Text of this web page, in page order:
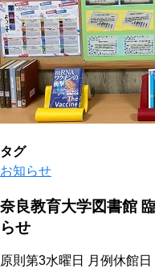
タグ
お知らせ
奈良教育大学図書館
らせ
原則第3水曜日 月例休館日